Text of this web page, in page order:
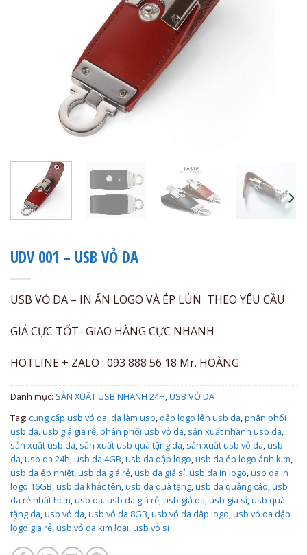
UDV 001 – USB VỎ DA
USB VỎ DA – IN ẤN LOGO VÀ ÉP LÚN THEO YÊU CẦU
GIÁ CỰC TỐT- GIAO HÀNG CỰC NHANH
HOTLINE + ZALO : 093 888 56 18 Mr. HOÀNG
Danh mục: SẢN XUẤT USB NHANH 24H,USB VỎ DA
Tag: cung cấp usb vỏ da, da làm usb, dập logo lên usb da,phân phối
usb da. usb giá giá rẻ,phân phối usb vỏ da, sản xuất nhanh usb da,
sản xuất usb da, sản xuất usb quà tặng da, sản xuất usb vỏ da,usb
da,usb da 24h,usb da 4GB,usb da dập logo,usb da ép logo ánh kim,
usb da ép nhiệt,usb da giá rẻ,usb da giá sỉ,usb da in logo,usb da in
logo 16GB,usb da khắc tên,usb da quà tặng,usb da quảng cáo,usb
da rẻ nhất hcm,usb da. usb da giá rẻ,usb giả da,usb giá sỉ,usb quà
tặng da,usb vỏ da,usb vỏ da 8GB,usb vỏ da dập logo,usb vỏ da dập
logo giá rẻ,usb vỏ da kim loại,usb vỏ si